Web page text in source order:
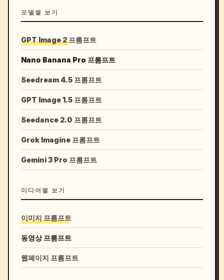
모델별 보기
GPT Image 2 프롬프트
Nano Banana Pro 프롬프트
Seedream 4.5 프롬프트
GPT Image 1.5 프롬프트
Seedance 2.0 프롬프트
Grok Imagine 프롬프트
Gemini 3 Pro 프롬프트
미디어별 보기
이미지 프롬프트
동영상 프롬프트
웹페이지 프롬프트